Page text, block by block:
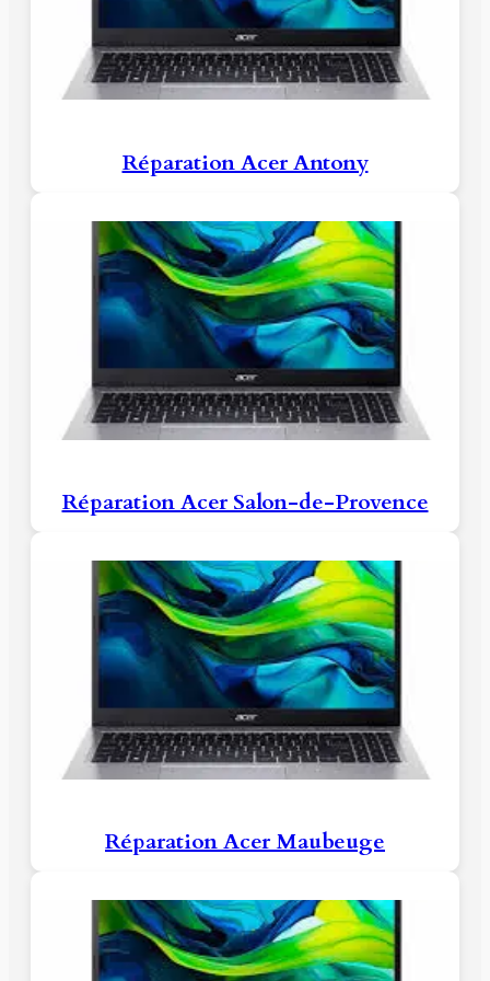
Réparation Acer Antony
Réparation Acer Salon-de-Provence
Réparation Acer Maubeuge